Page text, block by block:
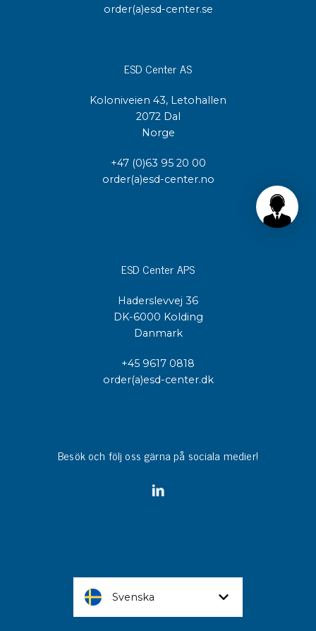
order(a)esd-center.se
ESD Center AS
Koloniveien 43, Letohallen
2072 Dal
Norge
+47 (0)63 95 20 00
order(a)esd-center.no
ESD Center APS
Haderslevvej 36
DK-6000 Kolding
Danmark
+45 9617 0818
order(a)esd-center.dk
Besök och följ oss gärna på sociala medier!
Svenska